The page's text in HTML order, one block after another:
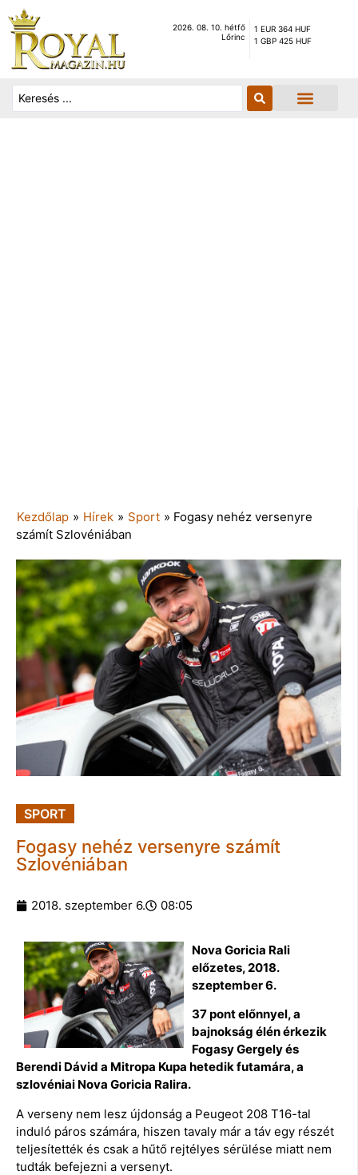
2026. 08. 10. hétfő
Lőrinc
1 EUR 364 HUF
1 GBP 425 HUF
Kezdőlap » Hírek » Sport » Fogasy nehéz versenyre
számít Szlovéniában
SPORT
Fogasy nehéz versenyre számít
Szlovéniában
2018. szeptember 6. 08:05
Nova Goricia Rali
előzetes, 2018.
szeptember 6.
37 pont előnnyel, a
bajnokság élén érkezik
Fogasy Gergely és
Berendi Dávid a Mitropa Kupa hetedik futamára, a
szlovéniai Nova Goricia Ralira.
A verseny nem lesz újdonság a Peugeot 208 T16-tal
induló páros számára, hiszen tavaly már a táv egy részét
teljesítették és csak a hűtő rejtélyes sérülése miatt nem
tudták befejezni a versenyt.